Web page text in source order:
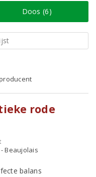
Doos (6)
rode
Beaujolais
balans